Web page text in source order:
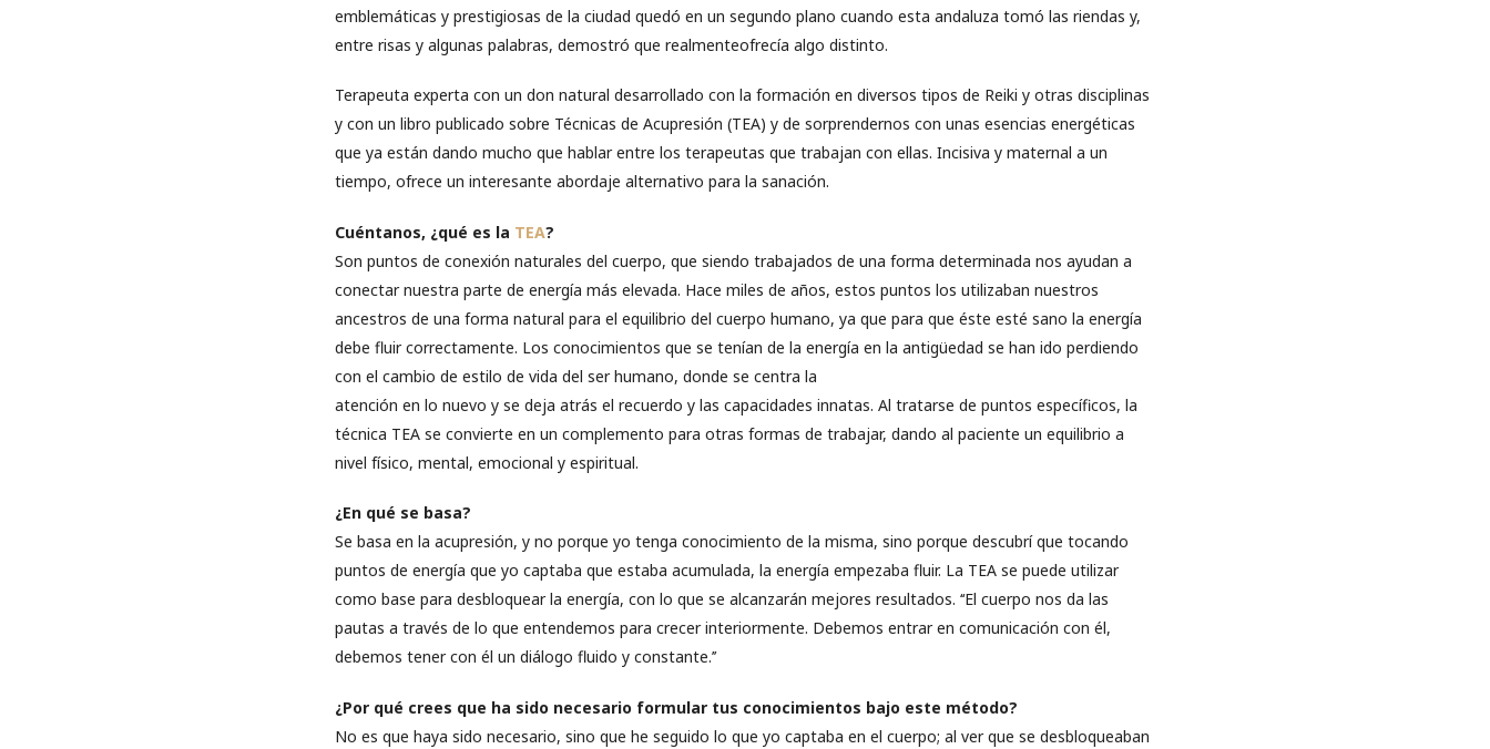
emblemáticas y prestigiosas de la ciudad quedó en un segundo plano cuando esta andaluza tomó las riendas y,
entre risas y algunas palabras, demostró que realmenteofrecía algo distinto.
Terapeuta experta con un don natural desarrollado con la formación en diversos tipos de Reiki y otras disciplinas
y con un libro publicado sobre Técnicas de Acupresión (TEA) y de sorprendernos con unas esencias energéticas
que ya están dando mucho que hablar entre los terapeutas que trabajan con ellas. Incisiva y maternal a un
tiempo, ofrece un interesante abordaje alternativo para la sanación.
Cuéntanos, ¿qué es la TEA?
Son puntos de conexión naturales del cuerpo, que siendo trabajados de una forma determinada nos ayudan a
conectar nuestra parte de energía más elevada. Hace miles de años, estos puntos los utilizaban nuestros
ancestros de una forma natural para el equilibrio del cuerpo humano, ya que para que éste esté sano la energía
debe fluir correctamente. Los conocimientos que se tenían de la energía en la antigüedad se han ido perdiendo
con el cambio de estilo de vida del ser humano, donde se centra la
atención en lo nuevo y se deja atrás el recuerdo y las capacidades innatas. Al tratarse de puntos específicos, la
técnica TEA se convierte en un complemento para otras formas de trabajar, dando al paciente un equilibrio a
nivel físico, mental, emocional y espiritual.
¿En qué se basa?
Se basa en la acupresión, y no porque yo tenga conocimiento de la misma, sino porque descubrí que tocando
puntos de energía que yo captaba que estaba acumulada, la energía empezaba fluir. La TEA se puede utilizar
como base para desbloquear la energía, con lo que se alcanzarán mejores resultados. ‘‘El cuerpo nos da las
pautas a través de lo que entendemos para crecer interiormente. Debemos entrar en comunicación con él,
debemos tener con él un diálogo fluido y constante.’’
¿Por qué crees que ha sido necesario formular tus conocimientos bajo este método?
No es que haya sido necesario, sino que he seguido lo que yo captaba en el cuerpo; al ver que se desbloqueaban